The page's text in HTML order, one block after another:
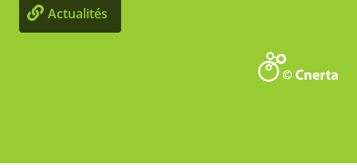
Actualités